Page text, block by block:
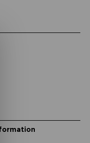
le bandeau des